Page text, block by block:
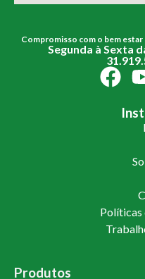
Compromisso com o bem estar
Segunda à Sexta
Políticas
Produtos